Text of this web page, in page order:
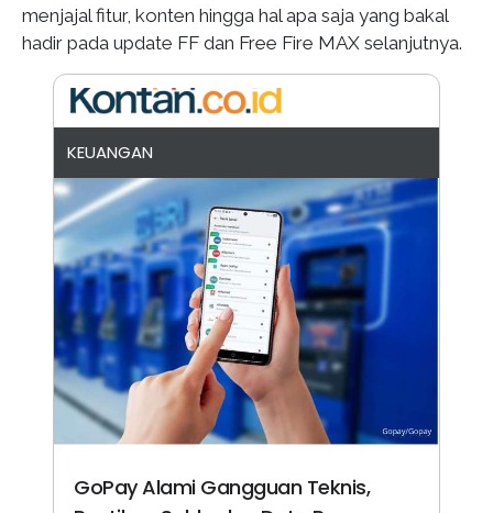
menjajal fitur, konten hingga hal apa saja yang bakal
hadir pada update FF dan Free Fire MAX selanjutnya.
KEUANGAN
GoPay Alami Gangguan Teknis,